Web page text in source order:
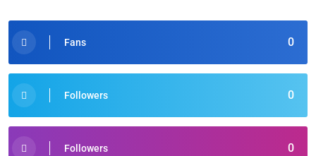
0
Fans
0
Followers
0
Followers